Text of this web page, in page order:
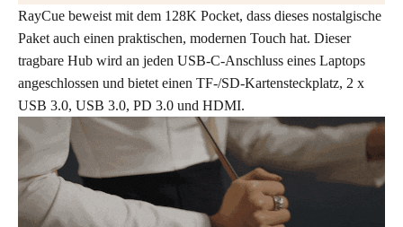
RayCue beweist mit dem 128K Pocket, dass dieses nostalgische
Paket auch einen praktischen, modernen Touch hat. Dieser
tragbare Hub wird an jeden USB-C-Anschluss eines Laptops
angeschlossen und bietet einen TF-/SD-Kartensteckplatz, 2 x
USB 3.0, USB 3.0, PD 3.0 und HDMI.